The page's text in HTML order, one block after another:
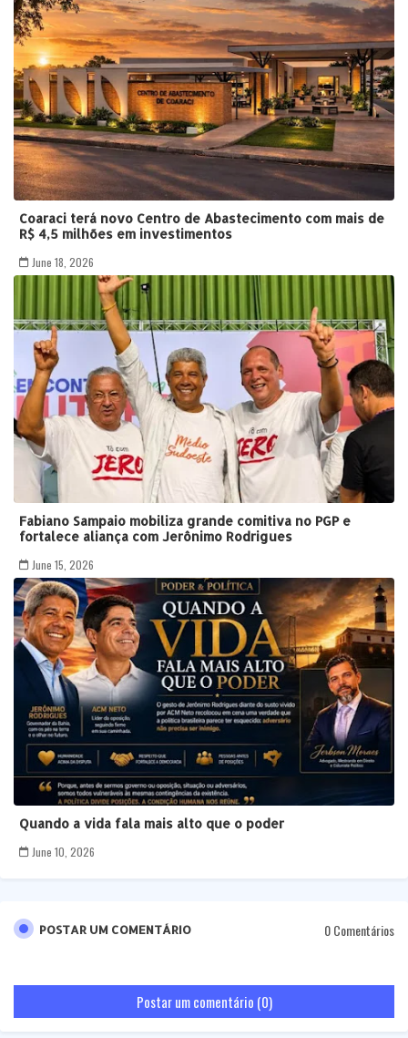
Coaraci terá novo Centro de Abastecimento com mais de
R$ 4,5 milhões em investimentos
June 18, 2026
Fabiano Sampaio mobiliza grande comitiva no PGP e
fortalece aliança com Jerônimo Rodrigues
June 15, 2026
Quando a vida fala mais alto que o poder
June 10, 2026
POSTAR UM COMENTÁRIO 0 Comentários
Postar um comentário (0)